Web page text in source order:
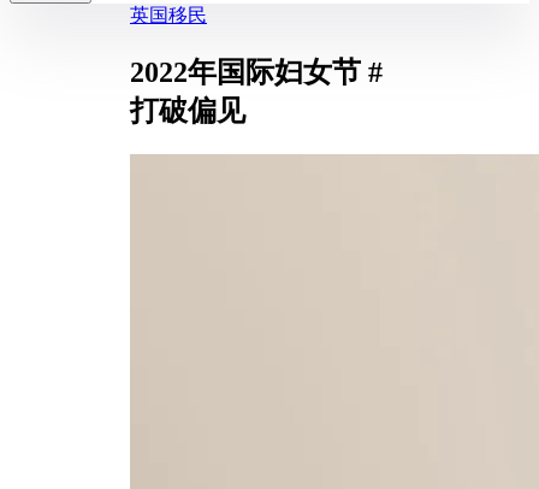
英国移民
2022年国际妇女节 #
打破偏见